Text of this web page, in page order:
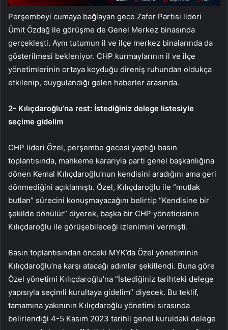
Perşembeyi cumaya bağlayan gece Zafer Partisi lideri
Ümit Özdağ ile görüşme de Genel Merkez binasında
gerçekleşti. Aynı tutumun il ve ilçe merkez binalarında da
gösterilmesi bekleniyor. CHP kurmaylarının il ve ilçe
yönetimlerinin ortaya koyduğu direniş ruhundan oldukça
etkilenip, duygulandığı gelen haberler arasında.
2- Kılıçdaroğlu’na rest: İstediğiniz delege listesiyle
seçime gidelim
CHP lideri Özel, perşembe gecesi yaptığı basın
toplantısında, mahkeme kararıyla parti genel başkanlığına
dönen Kemal Kılıçdaroğlu’nun kendisini aradığını ama geri
dönmediğini açıklamıştı. Özel, Kılıçdaroğlu ile “mutlak
butlan” sürecini konuşmayacağını belirtip “Kendisine bir
şekilde dönülür” diyerek, başka bir CHP yöneticisinin
Kılıçdaroğlu ile görüşebileceği izlenimini vermişti.
Basın toplantısından önceki MYK’da Özel yönetiminin
Kılıçdaroğlu’na karşı atacağı adımlar şekillendi. Buna göre
Özel yönetimi Kılıçdaroğlu’na “İstediğiniz tarihteki delege
yapısıyla seçimli kurultaya gidelim” diyecek. Bu teklif,
tamamına yakınının Kılıçdaroğlu yönetimi sırasında
belirlendiği 4-5 Kasım 2023 tarihli genel kuruldaki delege